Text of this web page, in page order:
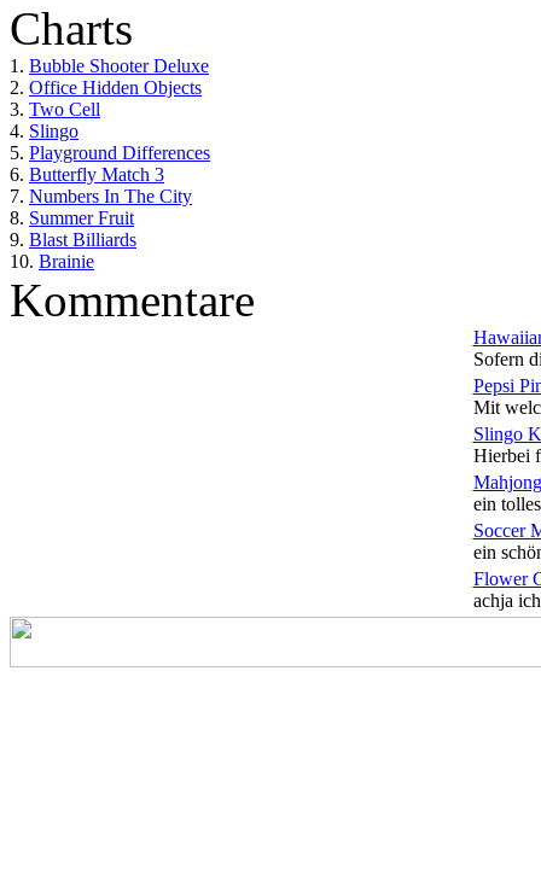
Charts
1. Bubble Shooter Deluxe
2. Office Hidden Objects
3. Two Cell
4. Slingo
5. Playground Differences
6. Butterfly Match 3
7. Numbers In The City
8. Summer Fruit
9. Blast Billiards
10. Brainie
Kommentare
Sofern
Pepsi
Mit
Slingo
Hierbei
ein
Soccer
ein
Flower
achja